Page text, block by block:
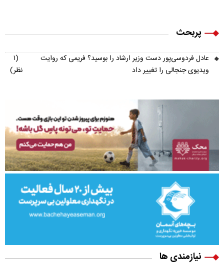
پربحث
عادل فردوسی‌پور دست وزیر ارشاد را بوسید؟ فریمی که روایت
ویدیوی جنجالی را تغییر داد
(۱
نظر)
نیازمندی ها